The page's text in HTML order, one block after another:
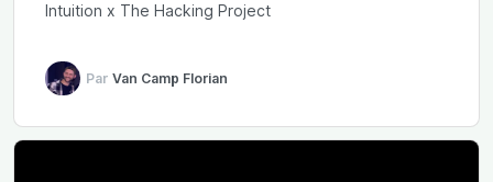
Intuition x The Hacking Project
Par Van Camp Florian